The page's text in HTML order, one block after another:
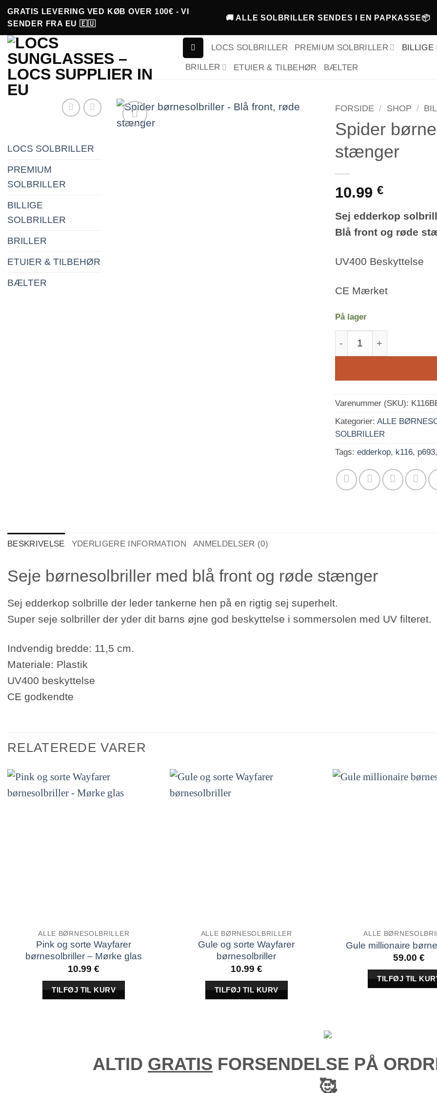
Fortsæt
indhold
GRATIS LEVERING VED KØB OVER 100€ - VI
SENDER FRA EU 🇪🇺
🚚 ALLE SOLBRILLER SENDES I EN PAPKASSE📦
LOCS SOLBRILLER PREMIUM SOLBRILLER BILLIGE
BRILLER ETUIER & TILBEHØR BÆLTER
LOCS SOLBRILLER
PREMIUM
SOLBRILLER
BILLIGE
SOLBRILLER
BRILLER
ETUIER & TILBEHØR
BÆLTER
FORSIDE / SHOP /
Spider
stænger
10.99 €
Sej edderkop
Blå front og røde
UV400 Beskyttelse
CE Mærket
På lager
Varenummer (SKU):
Kategorier: ALLE
SOLBRILLER
Tags: edderkop, k116, p693,
BESKRIVELSE YDERLIGERE INFORMATION ANMELDELSER (0)
Seje børnesolbriller med blå front og røde stænger
Sej edderkop solbrille der leder tankerne hen på en rigtig sej superhelt.
Super seje solbriller der yder dit barns øjne god beskyttelse i sommersolen med UV filteret.
Indvendig bredde: 11,5 cm.
Materiale: Plastik
UV400 beskyttelse
CE godkendte
RELATEREDE VARER
ALLE BØRNESOLBRILLER
Pink og sorte Wayfarer
børnesolbriller – Mørke glas
10.99€
TILFØJ TIL KURV
ALLE BØRNESOLBRILLER
Gule og sorte Wayfarer
børnesolbriller
10.99 €
TILFØJ TIL KURV
ALLE
Gule millionaire
59.00€
TILFØJ TIL
ALTID GRATIS FORSENDELSE PÅ
🥰